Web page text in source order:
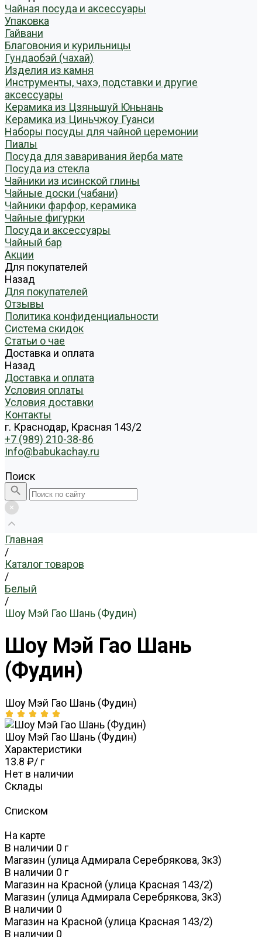
Чайная посуда и аксессуары
Упаковка
Гайвани
Благовония и курильницы
Гундаобэй (чахай)
Изделия из камня
Инструменты, чахэ, подставки и другие
аксессуары
Керамика из Цзяньшуй Юньнань
Керамика из Циньчжоу Гуанси
Наборы посуды для чайной церемонии
Пиалы
Посуда для заваривания йерба мате
Посуда из стекла
Чайники из исинской глины
Чайные доски (чабани)
Чайники фарфор, керамика
Чайные фигурки
Посуда и аксессуары
Чайный бар
Акции
Для покупателей
Назад
Для покупателей
Отзывы
Политика конфиденциальности
Система скидок
Статьи о чае
Доставка и оплата
Назад
Доставка и оплата
Условия оплаты
Условия доставки
Контакты
г. Краснодар, Красная 143/2
+7 (989) 210-38-86
Info@babukachay.ru
Поиск
Главная
/
Каталог товаров
/
Белый
/
Шоу Мэй Гао Шань (Фудин)
Шоу Мэй Гао Шань
(Фудин)
Шоу Мэй Гао Шань (Фудин)
Шоу Мэй Гао Шань (Фудин)
Характеристики
13.8 ₽/ г
Нет в наличии
Склады
Списком
На карте
В наличии 0 г
Магазин (улица Адмирала Серебрякова, 3к3)
В наличии 0 г
Магазин на Красной (улица Красная 143/2)
Магазин (улица Адмирала Серебрякова, 3к3)
В наличии 0
Магазин на Красной (улица Красная 143/2)
В наличии 0